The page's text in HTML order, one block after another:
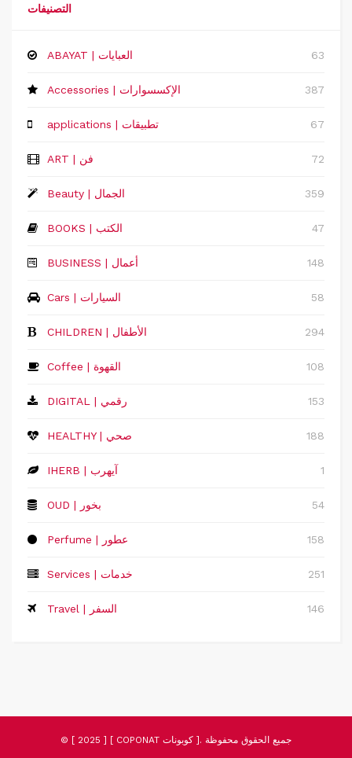
التصنيفات
ABAYAT | العبايات 63
Accessories | الإكسسوارات 387
applications | تطبيقات 67
ART | فن 72
Beauty | الجمال 359
BOOKS | الكتب 47
‏BUSINESS | أعمال 148
Cars | السيارات 58
CHILDREN | الأطفال 294
Coffee | القهوة 108
DIGITAL | رقمي 153
HEALTHY | صحي 188
IHERB | آيهرب 1
OUD | بخور 54
Perfume | عطور 158
Services | خدمات 251
Travel | السفر 146
© [ 2025 ] [ COPONAT كوبونات ]. جميع الحقوق محفوظة